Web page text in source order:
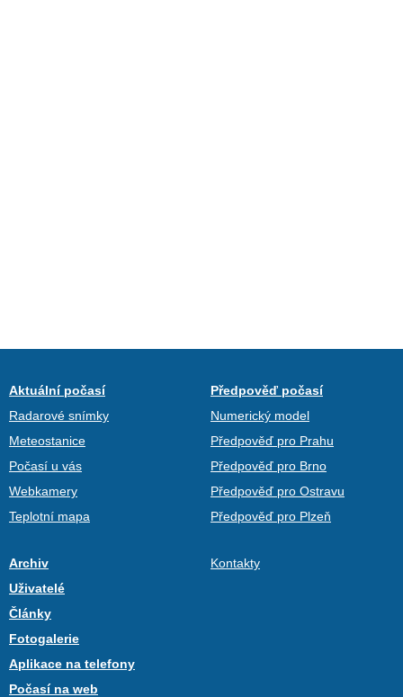
Aktuální počasí
Radarové snímky
Meteostanice
Počasí u vás
Webkamery
Teplotní mapa
Předpověď počasí
Numerický model
Předpověď pro Prahu
Předpověď pro Brno
Předpověď pro Ostravu
Předpověď pro Plzeň
Archiv
Uživatelé
Články
Fotogalerie
Aplikace na telefony
Počasí na web
Kontakty